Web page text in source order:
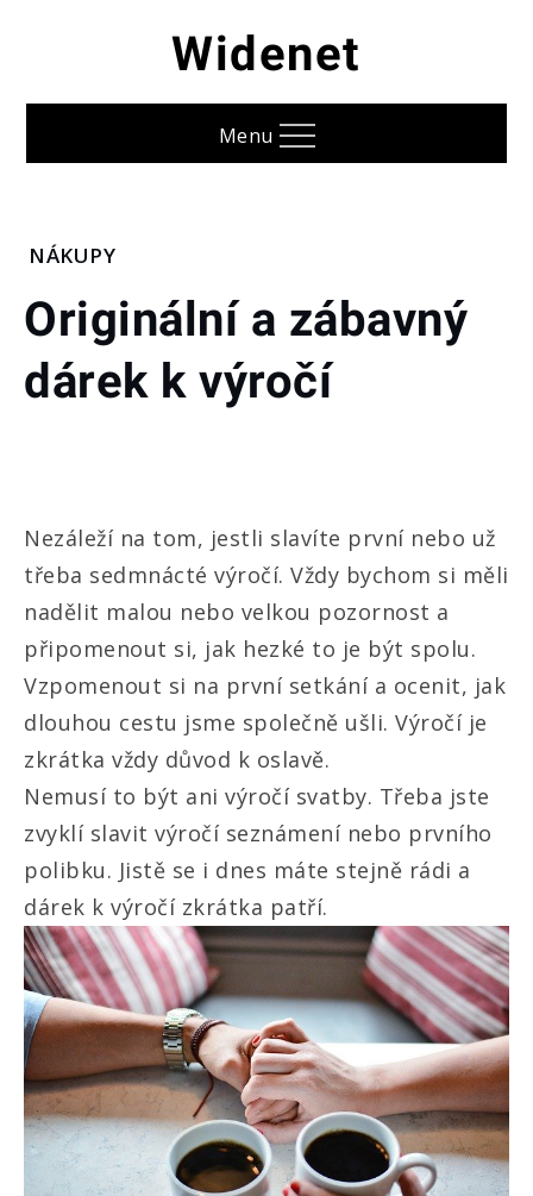
Widenet
Menu
Home
Originální
a zábavný
dárek k
výročí
NÁKUPY
Originální a zábavný
dárek k výročí
Nezáleží na tom, jestli slavíte první nebo už
třeba sedmnácté výročí. Vždy bychom si měli
nadělit malou nebo velkou pozornost a
připomenout si, jak hezké to je být spolu.
Vzpomenout si na první setkání a ocenit, jak
dlouhou cestu jsme společně ušli. Výročí je
zkrátka vždy důvod k oslavě.
Nemusí to být ani výročí svatby. Třeba jste
zvyklí slavit výročí seznámení nebo prvního
polibku. Jistě se i dnes máte stejně rádi a
dárek k výročí zkrátka patří.